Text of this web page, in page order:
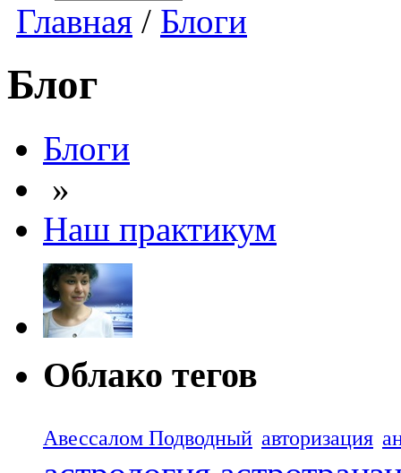
Главная / Блоги
Блог
Блоги
»
Наш практикум
Облако тегов
Авессалом Подводный авторизация